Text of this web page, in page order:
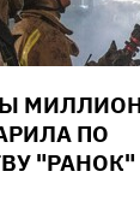
ПО
"РАНОК"